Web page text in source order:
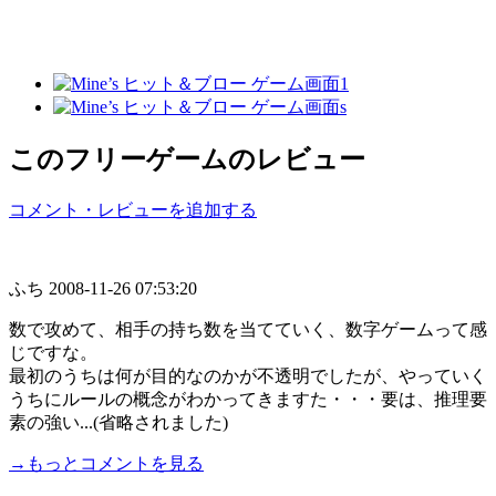
このフリーゲームのレビュー
コメント・レビューを追加する
ふち 2008-11-26 07:53:20
数で攻めて、相手の持ち数を当てていく、数字ゲームって感
じですな。
最初のうちは何が目的なのかが不透明でしたが、やっていく
うちにルールの概念がわかってきますた・・・要は、推理要
素の強い...(省略されました)
→もっとコメントを見る